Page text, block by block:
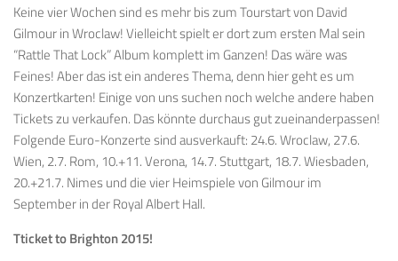
Keine vier Wochen sind es mehr bis zum Tourstart von David
Gilmour in Wroclaw! Vielleicht spielt er dort zum ersten Mal sein
“Rattle That Lock” Album komplett im Ganzen! Das wäre was
Feines! Aber das ist ein anderes Thema, denn hier geht es um
Konzertkarten! Einige von uns suchen noch welche andere haben
Tickets zu verkaufen. Das könnte durchaus gut zueinanderpassen!
Folgende Euro-Konzerte sind ausverkauft: 24.6. Wroclaw, 27.6.
Wien, 2.7. Rom, 10.+11. Verona, 14.7. Stuttgart, 18.7. Wiesbaden,
20.+21.7. Nimes und die vier Heimspiele von Gilmour im
September in der Royal Albert Hall.
Tticket to Brighton 2015!